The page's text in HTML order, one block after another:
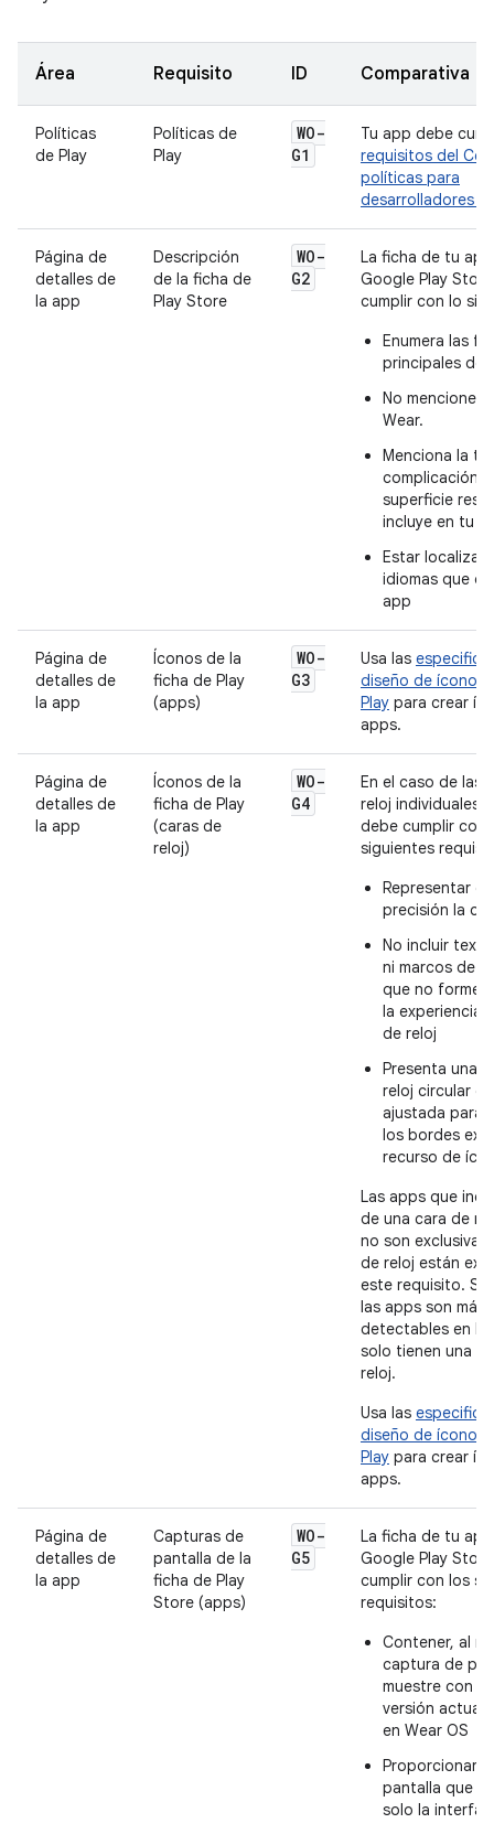
Área Requisito ID Comparativa
Políticas
de Play
Políticas de
Play
WO-
G1
Tu app debe
requisitos del
políticas para
desarrolladores
Página de
detalles de
la app
Descripción
de la ficha de
Play Store
WO-
G2
La ficha de tu
Google Play
cumplir con lo
Enumera las
principales de
No menciones
Wear.
Menciona la
complicación
superficie
incluye en tu
Estar
idiomas que
app
Página de
detalles de
la app
Íconos de la
ficha de Play
(apps)
WO-
G3
Usa las
diseño de íconos
Play para crear
apps.
Página de
detalles de
la app
Íconos de la
ficha de Play
(caras de
reloj)
WO-
G4
En el caso de las
reloj individuales,
debe cumplir con
siguientes
Representar
precisión la
No incluir
ni marcos de
que no
la experiencia
de reloj
Presenta una
reloj circular
ajustada para
los bordes
recurso de
Las apps que
de una cara de
no son
de reloj están
este requisito.
las apps son más
detectables en
solo tienen una
reloj.
Usa las
diseño de íconos
Play para crear
apps.
Página de
detalles de
la app
Capturas de
pantalla de la
ficha de Play
Store (apps)
WO-
G5
La ficha de tu
Google Play
cumplir con los
requisitos:
Contener, al
captura de
muestre con
versión actual
en Wear OS
Proporcionar
pantalla que
solo la